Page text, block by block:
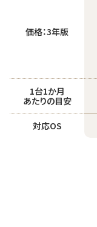
価格：3年版
1台1か月
あたりの目安
対応OS